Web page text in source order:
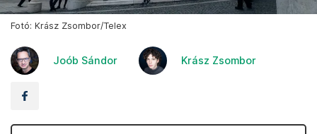
Fotó: Krász Zsombor/Telex
Joób Sándor Krász Zsombor